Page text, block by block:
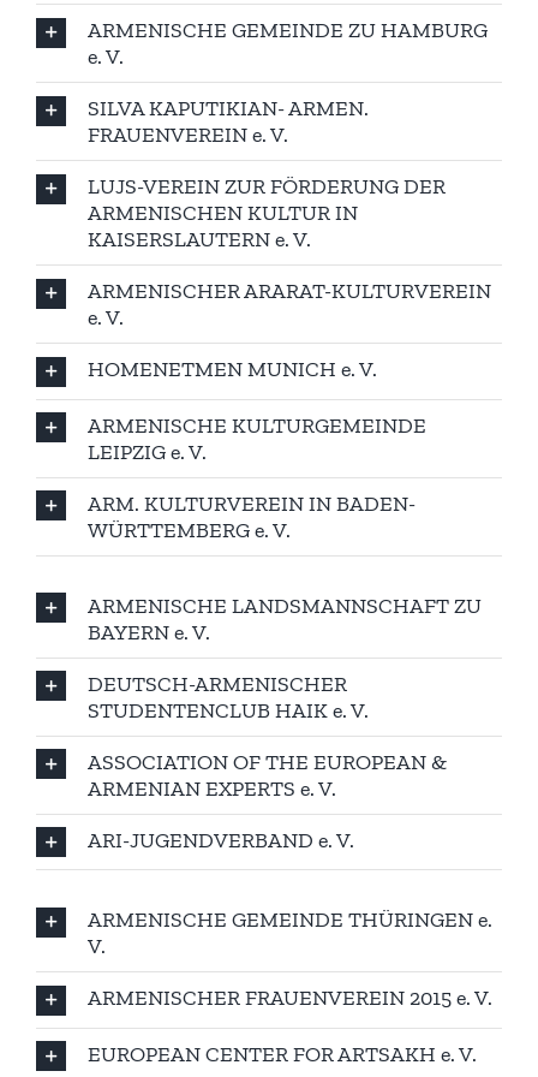
ARMENISCHE GEMEINDE ZU HAMBURG
e. V.
SILVA KAPUTIKIAN- ARMEN.
FRAUENVEREIN e. V.
LUJS-VEREIN ZUR FÖRDERUNG DER
ARMENISCHEN KULTUR IN
KAISERSLAUTERN e. V.
ARMENISCHER ARARAT-KULTURVEREIN
e. V.
HOMENETMEN MUNICH e. V.
ARMENISCHE KULTURGEMEINDE
LEIPZIG e. V.
ARM. KULTURVEREIN IN BADEN-
WÜRTTEMBERG e. V.
ARMENISCHE LANDSMANNSCHAFT ZU
BAYERN e. V.
DEUTSCH-ARMENISCHER
STUDENTENCLUB HAIK e. V.
ASSOCIATION OF THE EUROPEAN &
ARMENIAN EXPERTS e. V.
ARI-JUGENDVERBAND e. V.
ARMENISCHE GEMEINDE THÜRINGEN e.
V.
ARMENISCHER FRAUENVEREIN 2015 e. V.
EUROPEAN CENTER FOR ARTSAKH e. V.